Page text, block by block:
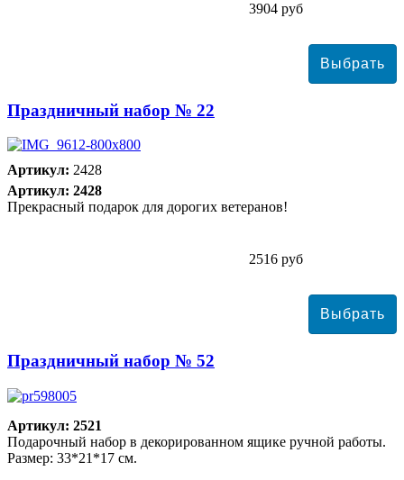
3904 руб
Праздничный набор № 22
Артикул: 2428
Артикул: 2428
Прекрасный подарок для дорогих ветеранов!
2516 руб
Праздничный набор № 52
Артикул: 2521
Подарочный набор в декорированном ящике ручной работы.
Размер: 33*21*17 см.